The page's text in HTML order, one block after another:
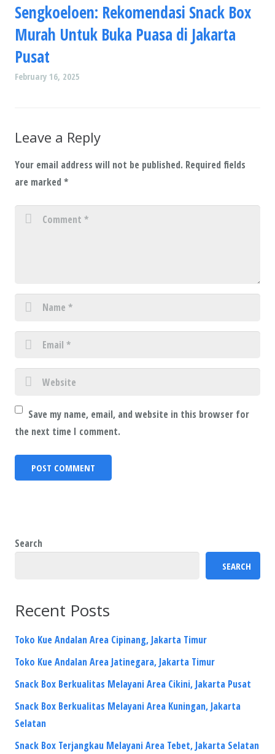
Sengkoeloen: Rekomendasi Snack Box
Murah Untuk Buka Puasa di Jakarta
Pusat
February 16, 2025
Leave a Reply
Your email address will not be published. Required fields
are marked *
Save my name, email, and website in this browser for
the next time I comment.
Search
SEARCH
Recent Posts
Toko Kue Andalan Area Cipinang, Jakarta Timur
Toko Kue Andalan Area Jatinegara, Jakarta Timur
Snack Box Berkualitas Melayani Area Cikini, Jakarta Pusat
Snack Box Berkualitas Melayani Area Kuningan, Jakarta
Selatan
Snack Box Terjangkau Melayani Area Tebet, Jakarta Selatan